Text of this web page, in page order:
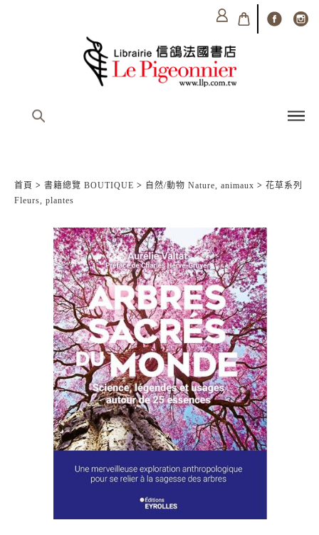
首頁 > 書籍總覽 BOUTIQUE > 自然/動物 Nature, animaux > 花草系列
Fleurs, plantes